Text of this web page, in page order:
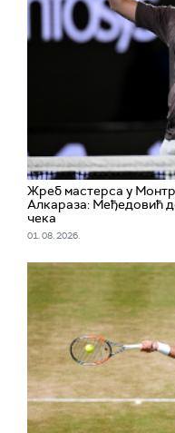
Жреб мастерса у
Алкараза: Међедовић
чека
01. 08. 2026.